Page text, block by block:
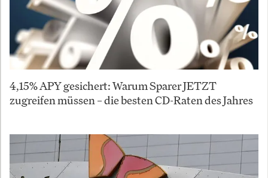
4,15% APY gesichert: Warum Sparer JETZT
zugreifen müssen – die besten CD-Raten des Jahres